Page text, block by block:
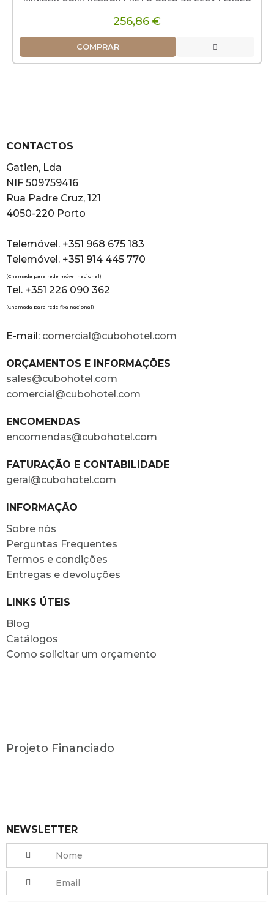
256,86 €
COMPRAR
CONTACTOS
Gatien, Lda
NIF 509759416
Rua Padre Cruz, 121
4050-220 Porto
Telemóvel. +351 968 675 183
Telemóvel. +351 914 445 770
(Chamada para rede móvel nacional)
Tel. +351 226 090 362
(Chamada para rede fixa nacional)
E-mail: comercial@cubohotel.com
ORÇAMENTOS E INFORMAÇÕES
sales@cubohotel.com
comercial@cubohotel.com
ENCOMENDAS
encomendas@cubohotel.com
FATURAÇÃO E CONTABILIDADE
geral@cubohotel.com
INFORMAÇÃO
Sobre nós
Perguntas Frequentes
Termos e condições
Entregas e devoluções
LINKS ÚTEIS
Blog
Catálogos
Como solicitar um orçamento
Projeto Financiado
NEWSLETTER